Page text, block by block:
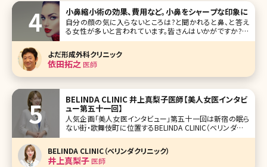
り美人になった、きれいになった」とされる人たちを、ランキン
グTOP10にし
小鼻縮小術の効果、費用など。小鼻をシャープな印象に
自分の顔の気に入らないところは?と聞かれると鼻、と答え
る女性が多いと言われています。皆さんはいかがですか?筆
者も笑うと鼻が横に広がるのが悩みです。「鼻がもう少し小
さかったら、美人になれるのに」と思っている方も多いのでは
ないでしょうか。ここでは顔の印象を大きく左右する鼻を小さ
くする方法・小鼻縮小術が
よだ形成外科クリニック
依田拓之 医師
BELINDA CLINIC 井上真梨子医師【美人女医インタビ
ュー第五十一回】
人気企画「美人女医インタビュー」第五十一回は新宿の眠ら
ない街・歌舞伎町に位置するBELINDA CLINIC（ベリンダクリ
ニック）の井上真梨子（いのうえ まりこ）医師です。 美容外科
メニューが豊富なBELINDA CLINIC。外科系クリニックで院長
=女性医師自身がメインで施術を対応するクリニ
BELINDA CLINIC（ベリンダクリニック）
井上真梨子医師